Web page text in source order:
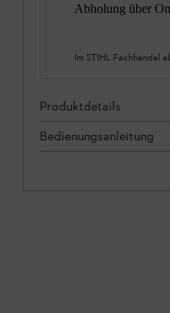
Abholung über
Im STIHL Fachhandel
Produktdetails
Bedienungsanleitung